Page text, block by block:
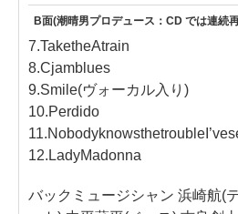
B面(潮晴男プロデュース：CD では連続
7.TaketheAtrain
8.Cjamblues
9.Smile(ヴォーカル入り)
10.Perdido
12.LadyMadonna
バックミュージシャン 浜崎航(